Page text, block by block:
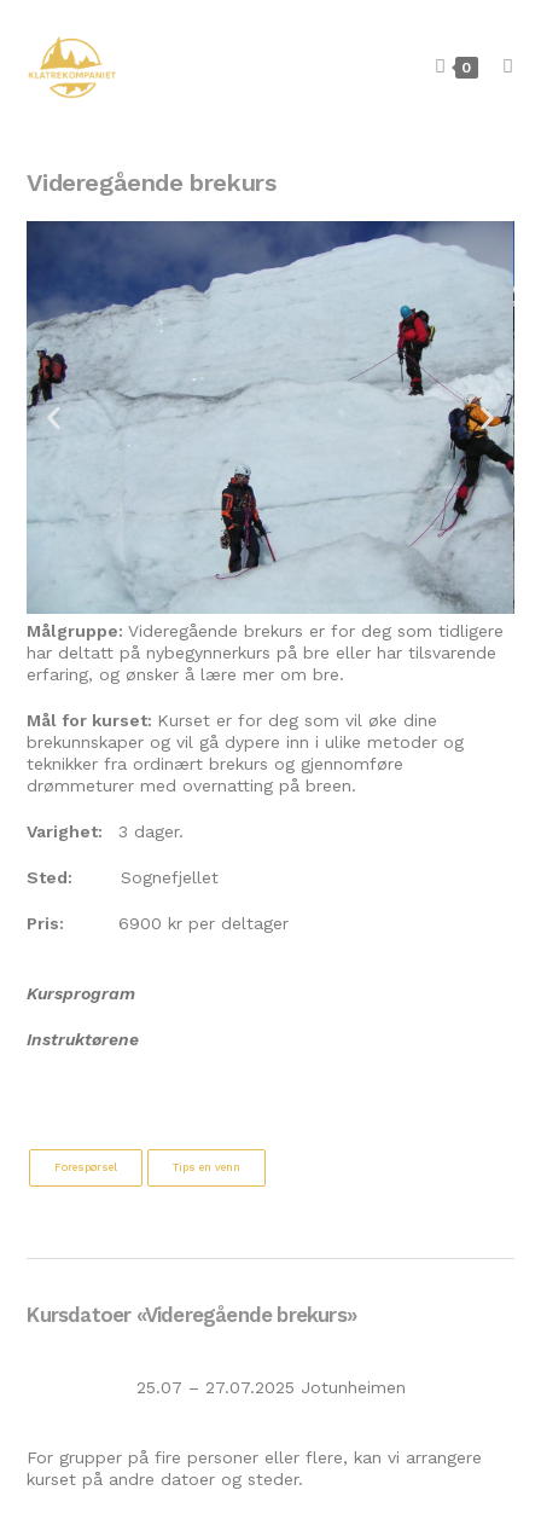
0
Videregående brekurs
Målgruppe:Videregående brekurs er for deg som tidligere
har deltatt på nybegynnerkurs på bre eller har tilsvarende
erfaring, og ønsker å lære mer om bre.
Mål for kurset: Kurset er for deg som vil øke dine
brekunnskaper og vil gå dypere inn i ulike metoder og
teknikker fra ordinært brekurs og gjennomføre
drømmeturer med overnatting på breen.
Varighet: 3 dager.
Sted: Sognefjellet
Pris: 6900 kr per deltager
Kursprogram
Instruktørene
Forespørsel Tips en venn
Kursdatoer «Videregående brekurs»
25.07 – 27.07.2025 Jotunheimen
For grupper på fire personer eller flere, kan vi arrangere
kurset på andre datoer og steder.